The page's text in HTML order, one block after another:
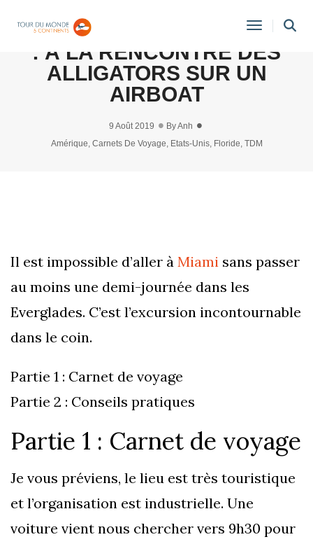
Toggle
EVERGLADES (ETATS-UNIS)
: À LA RENCONTRE DES
ALLIGATORS SUR UN
AIRBOAT
9 Août 2019 ByAnh
Amérique, Carnets De Voyage, Etats-Unis, Floride, TDM
Il est impossible d’aller à Miami sans passer
au moins une demi-journée dans les
Everglades. C’est l’excursion incontournable
dans le coin.
Partie 1 : Carnet de voyage
Partie 2 : Conseils pratiques
Partie 1 : Carnet de voyage
Je vous préviens, le lieu est très touristique
et l’organisation est industrielle. Une
voiture vient nous chercher vers 9h30 pour